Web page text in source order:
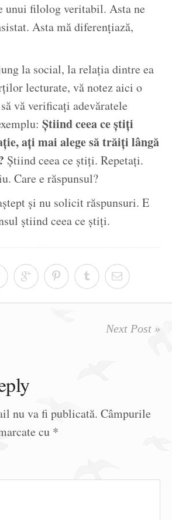
unui filolog veritabil. Asta ne
Asta mă diferențiază,
la social, la relația dintre ea
lecturate, vă notez aici o
vă verificați adevăratele
Știind ceea ce știți
ați mai alege să trăiți lângă
Știind ceea ce știți. Repetați.
Care e răspunsul?
și nu solicit răspunsuri. E
știind ceea ce știți.
Next Post »
nu va fi publicată. Câmpurile
cu *